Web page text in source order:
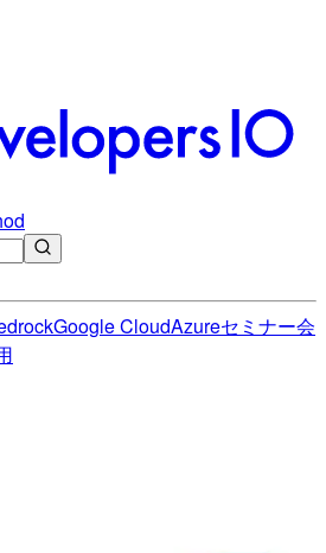
Google CloudAzureセミナー会